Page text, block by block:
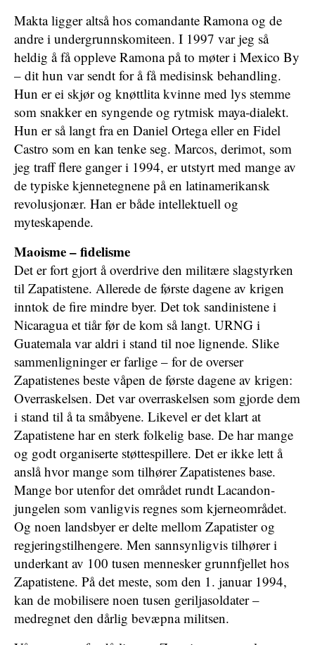
Makta ligger altså hos comandante Ramona og de
andre i undergrunnskomiteen. I 1997 var jeg så
heldig å få oppleve Ramona på to møter i Mexico By
– dit hun var sendt for å få medisinsk behandling.
Hun er ei skjør og knøttlita kvinne med lys stemme
som snakker en syngende og rytmisk maya-dialekt.
Hun er så langt fra en Daniel Ortega eller en Fidel
Castro som en kan tenke seg. Marcos, derimot, som
jeg traff flere ganger i 1994, er utstyrt med mange av
de typiske kjennetegnene på en latinamerikansk
revolusjonær. Han er både intellektuell og
myteskapende.
Maoisme – fidelisme
Det er fort gjort å overdrive den militære slagstyrken
til Zapatistene. Allerede de første dagene av krigen
inntok de fire mindre byer. Det tok sandinistene i
Nicaragua et tiår før de kom så langt. URNG i
Guatemala var aldri i stand til noe lignende. Slike
sammenligninger er farlige – for de overser
Zapatistenes beste våpen de første dagene av krigen:
Overraskelsen. Det var overraskelsen som gjorde dem
i stand til å ta småbyene. Likevel er det klart at
Zapatistene har en sterk folkelig base. De har mange
og godt organiserte støttespillere. Det er ikke lett å
anslå hvor mange som tilhører Zapatistenes base.
Mange bor utenfor det området rundt Lacandon-
jungelen som vanligvis regnes som kjerneområdet.
Og noen landsbyer er delte mellom Zapatister og
regjeringstilhengere. Men sannsynligvis tilhører i
underkant av 100 tusen mennesker grunnfjellet hos
Zapatistene. På det meste, som den 1. januar 1994,
kan de mobilisere noen tusen geriljasoldater –
medregnet den dårlig bevæpna militsen.